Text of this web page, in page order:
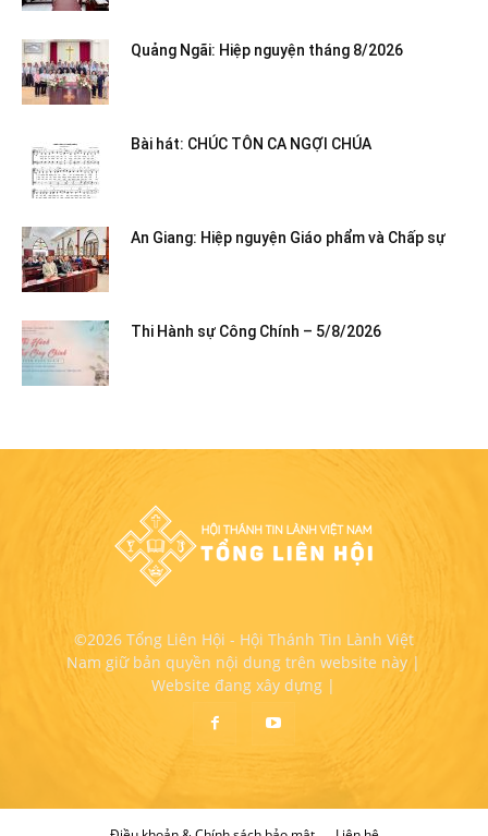
Quảng Ngãi: Hiệp nguyện tháng 8/2026
Bài hát: CHÚC TÔN CA NGỢI CHÚA
An Giang: Hiệp nguyện Giáo phẩm và Chấp sự
Thi Hành sự Công Chính – 5/8/2026
©2026 Tổng Liên Hội - Hội Thánh Tin Lành Việt
Nam giữ bản quyền nội dung trên website này |
Website đang xây dựng |